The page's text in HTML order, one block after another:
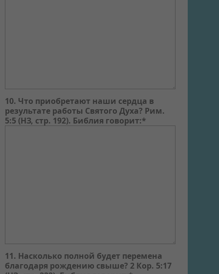
10. Что приобретают наши сердца в
результате работы Святого Духа? Рим.
5:5 (НЗ, стр. 192). Библия говорит:*
11. Насколько полной будет перемена
благодаря рождению свыше? 2 Кор. 5:17